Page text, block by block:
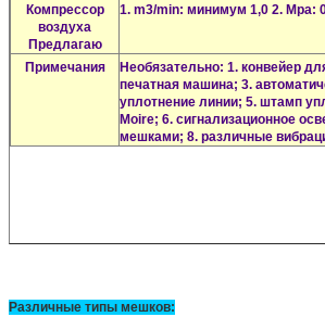
Компрессор
воздуха
Предлагаю
1. m3/min: минимум 1,0 2. Mpa:
Примечания
Необязательно: 1. конвейер
печатная машина; 3.
уплотнение линии; 5. штамп
Moire; 6. сигнализационное
мешками; 8. различные
Различные типы мешков: